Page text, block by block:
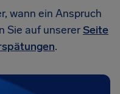
wann ein Anspruch
Sie auf unsererSeite
.